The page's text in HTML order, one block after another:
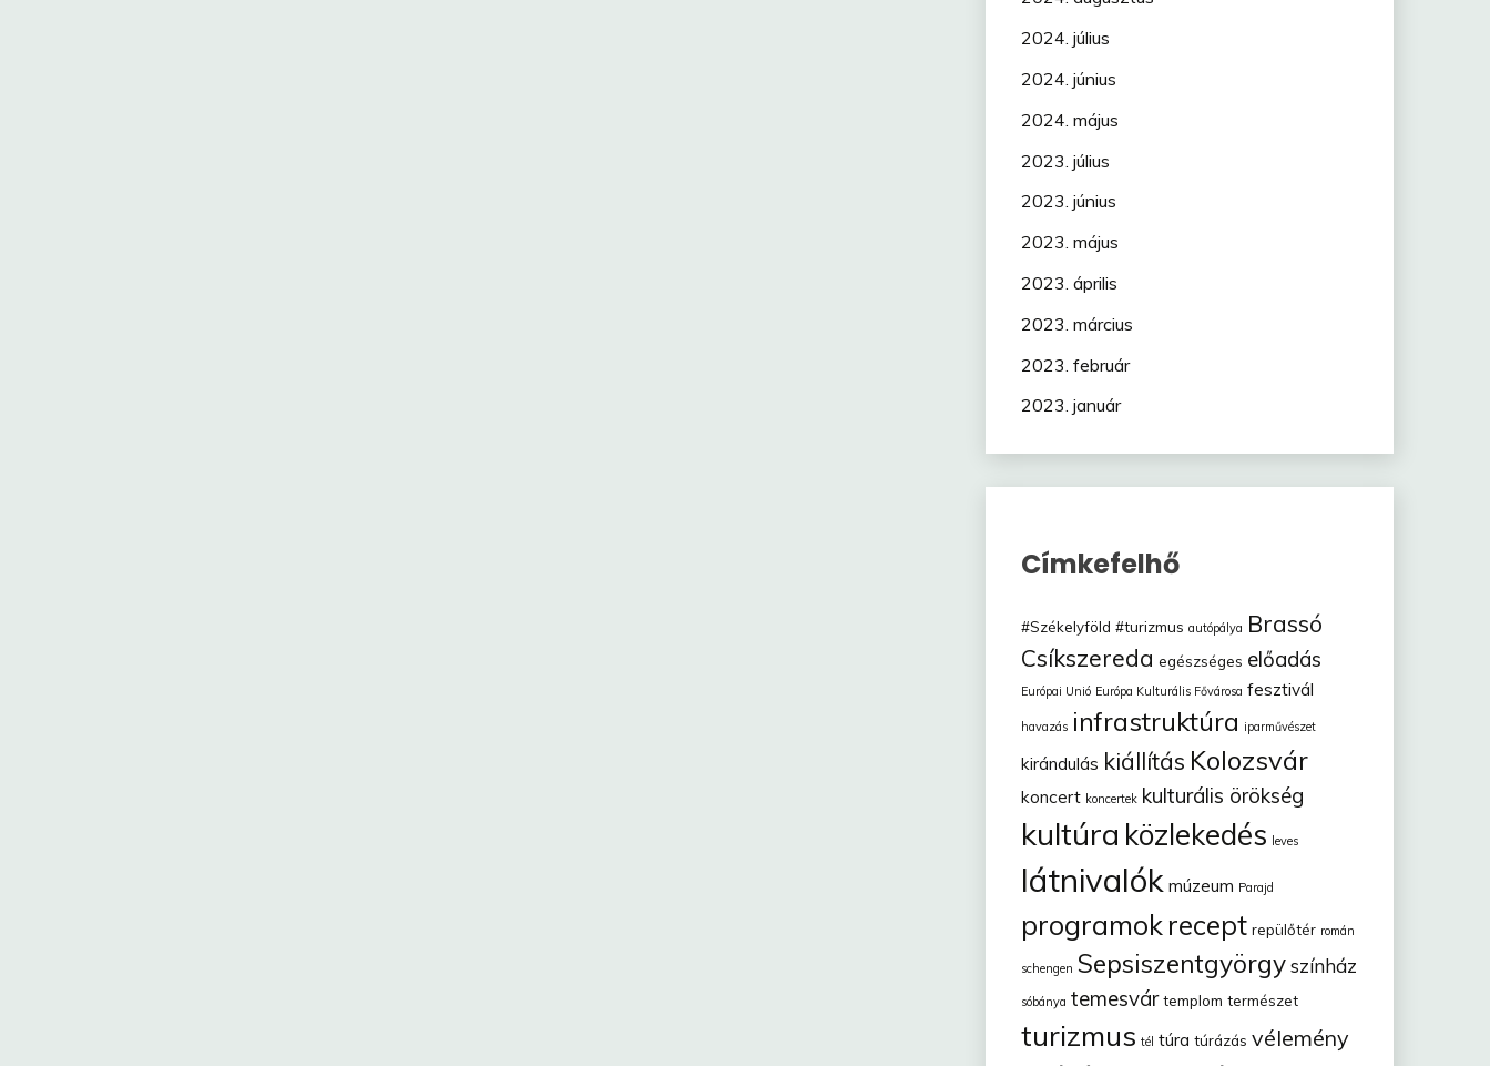
2024. július
2024. június
2024. május
2023. július
2023. június
2023. május
2023. április
2023. március
2023. február
2023. január
Címkefelhő
#Székelyföld #turizmus autópálya Brassó
Csíkszereda egészséges előadás
Európai Unió Európa Kulturális Fővárosa fesztivál
havazás infrastruktúra iparművészet
kirándulás kiállítás Kolozsvár
koncert koncertek kulturális örökség
kultúra közlekedés leves
látnivalók múzeum Parajd
programokrecept repülőtér román
schengen Sepsiszentgyörgy színház
sóbánya temesvár templom természet
turizmus tél túra túrázás vélemény